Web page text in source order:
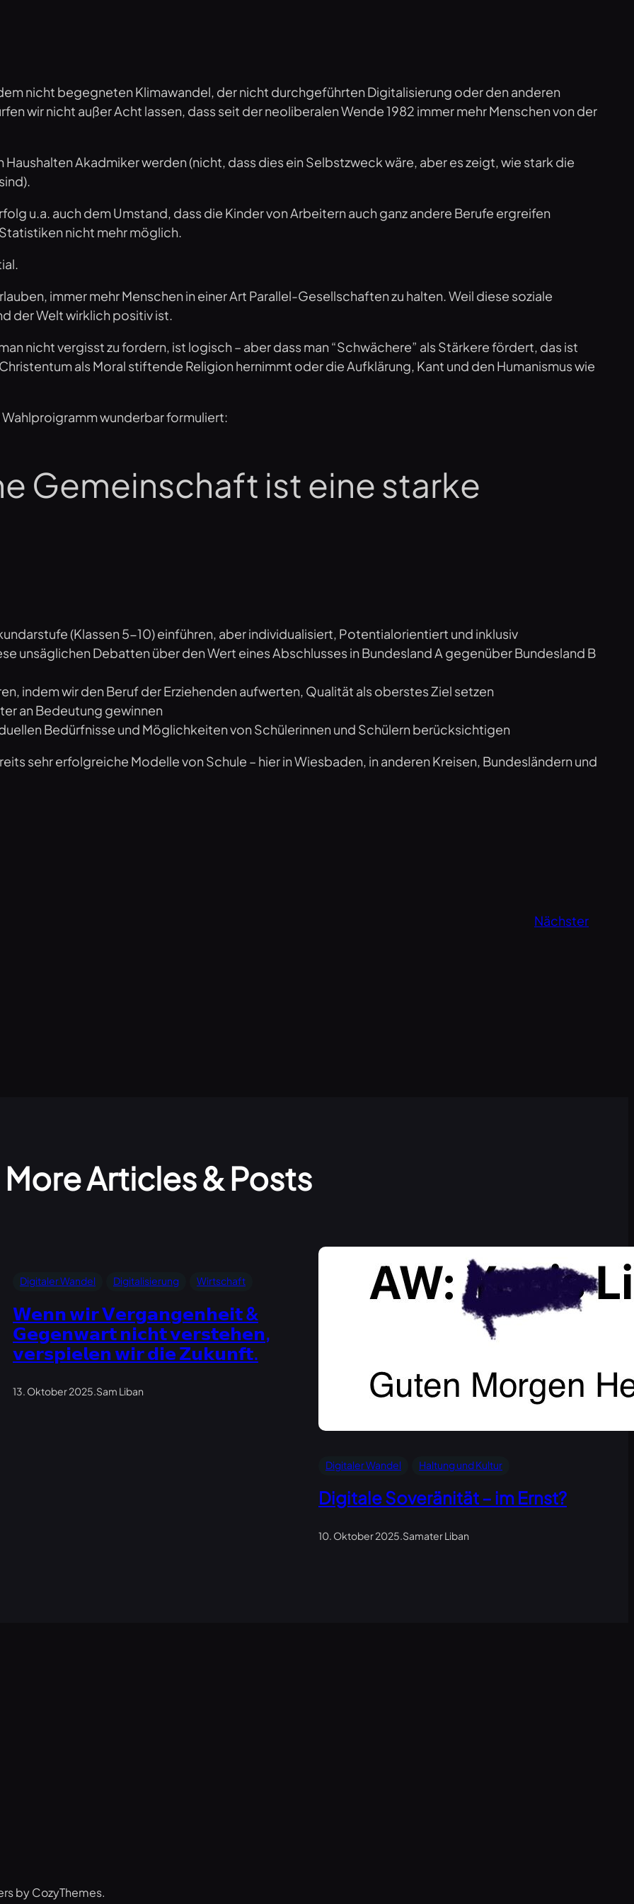
nicht begegneten Klimawandel, der nicht durchgeführten Digitalisierung oder den anderen
wir nicht außer Acht lassen, dass seit der neoliberalen Wende 1982 immer mehr Menschen von der
Akadmiker werden (nicht, dass dies ein Selbstzweck wäre, aber es zeigt, wie stark die
u.a. auch dem Umstand, dass die Kinder von Arbeitern auch ganz andere Berufe ergreifen
nicht mehr möglich.
immer mehr Menschen in einer Art Parallel-Gesellschaften zu halten. Weil diese soziale
der Welt wirklich positiv ist.
nicht vergisst zu fordern, ist logisch – aber dass man “Schwächere” als Stärkere fördert, das ist
als Moral stiftende Religion hernimmt oder die Aufklärung, Kant und den Humanismus wie
wunderbar formuliert:
Gemeinschaft ist eine starke
(Klassen 5-10) einführen, aber individualisiert, Potentialorientiert und inklusiv
unsäglichen Debatten über den Wert eines Abschlusses in Bundesland A gegenüber Bundesland B
indem wir den Beruf der Erziehenden aufwerten, Qualität als oberstes Ziel setzen
an Bedeutung gewinnen
Bedürfnisse und Möglichkeiten von Schülerinnen und Schülern berücksichtigen
sehr erfolgreiche Modelle von Schule – hier in Wiesbaden, in anderen Kreisen, Bundesländern und
Nächster
More Articles & Posts
Digitaler Wandel Digitalisierung Wirtschaft
𝗪𝗲𝗻𝗻 𝘄𝗶𝗿 𝗩𝗲𝗿𝗴𝗮𝗻𝗴𝗲𝗻𝗵𝗲𝗶𝘁 &
𝗚𝗲𝗴𝗲𝗻𝘄𝗮𝗿𝘁 𝗻𝗶𝗰𝗵𝘁 𝘃𝗲𝗿𝘀𝘁𝗲𝗵𝗲𝗻,
𝘃𝗲𝗿𝘀𝗽𝗶𝗲𝗹𝗲𝗻 𝘄𝗶𝗿 𝗱𝗶𝗲 𝗭𝘂𝗸𝘂𝗻𝗳𝘁.
13. Oktober 2025.Sam Liban
Digitaler Wandel Haltung und Kultur
Digitale Soveränität – im Ernst?
10. Oktober 2025.Samater Liban
by CozyThemes.